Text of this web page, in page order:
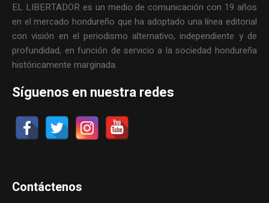
EL LIBERTADOR es un medio de comunicación con 19 años
en el mercado hondureño que ha adoptado una línea editorial
con visión en el periodismo alternativo, independiente y de
profundidad, en función de servicio a la sociedad hondureña
históricamente marginada.
Síguenos en nuestra redes
Contáctenos